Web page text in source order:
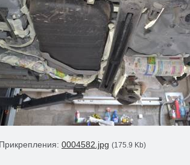
Прикрепления: 0004582.jpg (175.9 Kb)